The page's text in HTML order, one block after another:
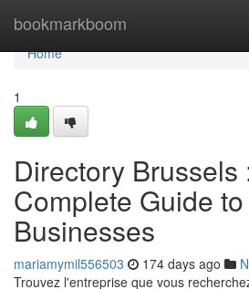
bookmarkboom
Home
Home
1
Directory Brussels
Complete Guide
Businesses
mariamymil556503 174 days ago
Trouvez l'entreprise que vous